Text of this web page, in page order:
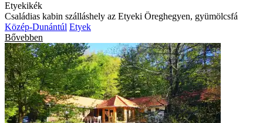
Etyekikék
Családias kabin szálláshely az Etyeki Öreghegyen, gyümölcsfá
Közép-Dunántúl Etyek
Bővebben